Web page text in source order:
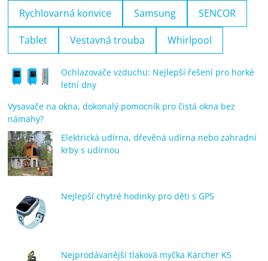
Rychlovarná konvice Samsung SENCOR
Tablet Vestavná trouba Whirlpool
Ochlazovače vzduchu: Nejlepší řešení pro horké
letní dny
Vysavače na okna, dokonalý pomocník pro čistá okna bez
námahy?
Elektrická udírna, dřevěná udírna nebo zahradní
krby s udírnou
Nejlepší chytré hodinky pro děti s GPS
Nejprodávanější tlaková myčka Kärcher K5